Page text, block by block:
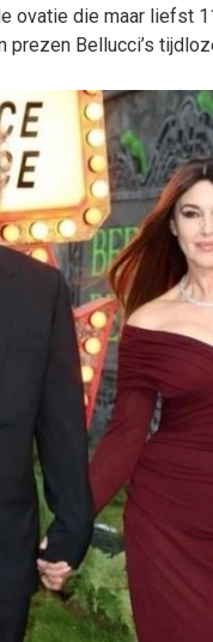
ovatie die maar liefst
Bellucci’s